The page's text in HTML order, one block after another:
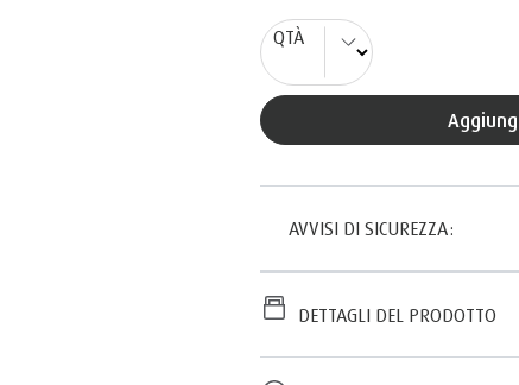
QTÀ
AVVISI DI SICUREZZA:
DETTAGLI DEL PRODOTTO